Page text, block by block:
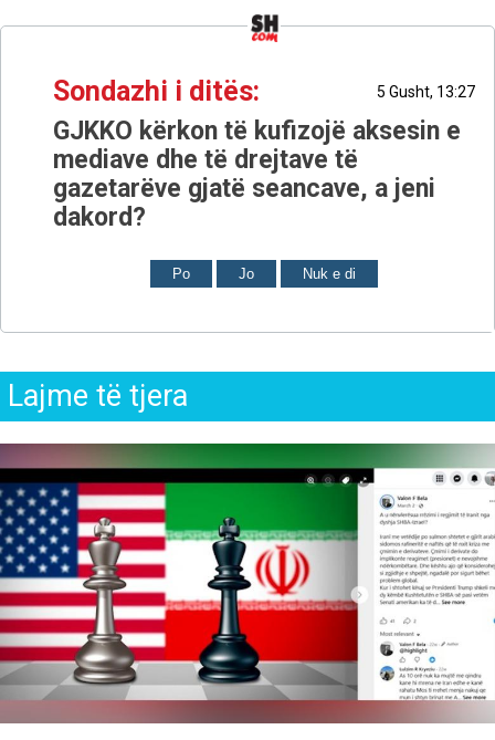
Sondazhi i ditës: 5 Gusht, 13:27
GJKKO kërkon të kufizojë aksesin e
mediave dhe të drejtave të
gazetarëve gjatë seancave, a jeni
dakord?
Po Jo Nuk e di
Lajme të tjera